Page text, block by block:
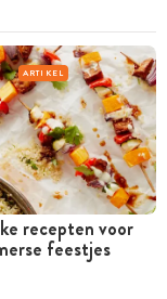
ARTIKEL
recepten voor
feestjes